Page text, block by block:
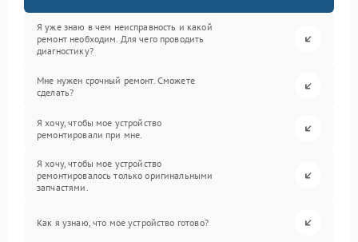
Я уже знаю в чем неисправность и какой
ремонт необходим. Для чего проводить
диагностику?
Мне нужен срочный ремонт. Сможете
сделать?
Я хочу, чтобы мое устройство
ремонтировали при мне.
Я хочу, чтобы мое устройство
ремонтировалось только оригинальными
запчастями.
Как я узнаю, что мое устройство готово?